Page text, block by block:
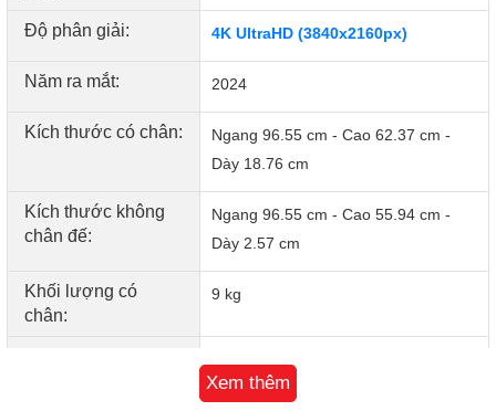
Tìm kiếm bằng giọng nói tiếng Việt trên YouTube thông qua
One Remote, hỗ trợ trợ lý ảo Bixby có tiếng Việt. Đặc biệt,
One Remote có thể sạc bằng năng lượng mặt trời, giúp tiết
Độ phân giải: 4K UltraHD (3840x2160px)
Năm ra mắt: 2024
Kích thước có chân:
Ngang 96.55 cm - Cao 62.37 cm -
Dày 18.76 cm
Kích thước không
chân đế:
Ngang 96.55 cm - Cao 55.94 cm -
Dày 2.57 cm
Khối lượng có
chân:
9 kg
Xem thêm